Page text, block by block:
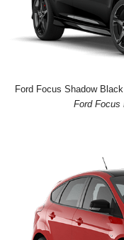
Ford Focus Shadow
Ford Focus